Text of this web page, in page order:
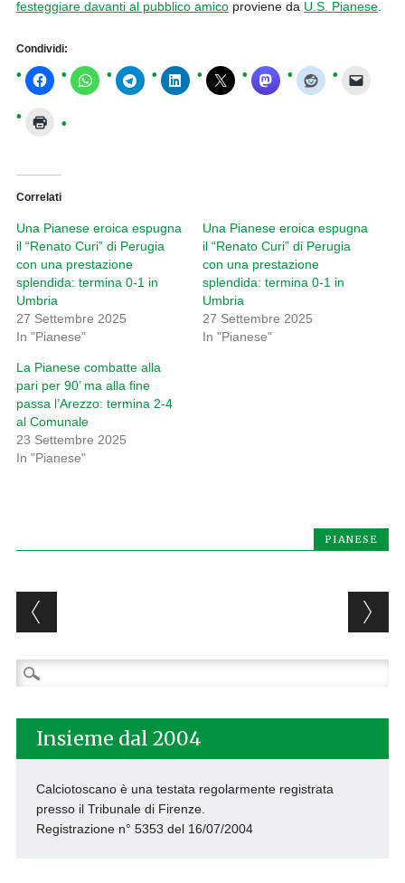
festeggiare davanti al pubblico amicoproviene da U.S. Pianese.
Condividi:
Correlati
Una Pianese eroica espugna
il “Renato Curi” di Perugia
con una prestazione
splendida: termina 0-1 in
Umbria
27 Settembre 2025
In "Pianese"
Una Pianese eroica espugna
il “Renato Curi” di Perugia
con una prestazione
splendida: termina 0-1 in
Umbria
27 Settembre 2025
In "Pianese"
La Pianese combatte alla
pari per 90’ ma alla fine
passa l’Arezzo: termina 2-4
al Comunale
23 Settembre 2025
In "Pianese"
PIANESE
Post navigation
Ricerca
per:
Insieme dal 2004
Calciotoscano è una testata regolarmente registrata
presso il Tribunale di Firenze.
Registrazione n° 5353 del 16/07/2004